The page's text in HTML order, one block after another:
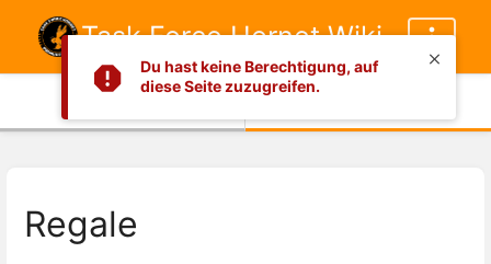
Du hast keine Berechtigung, auf
diese Seite zuzugreifen.
Task Force Hornet Wiki
Regale